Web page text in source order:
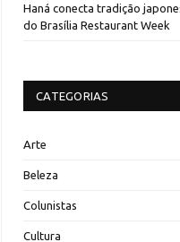
Haná conecta tradição
do Brasília Restaurant Week
CATEGORIAS
Arte
Beleza
Colunistas
Cultura